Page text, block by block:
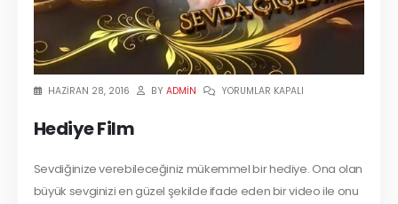
HAZIRAN 28, 2016 BY ADMIN YORUMLAR KAPALI
Hediye Film
Sevdiğinize verebileceğiniz mükemmel bir hediye. Ona olan
büyük sevginizi en güzel şekilde ifade eden bir video ile onu